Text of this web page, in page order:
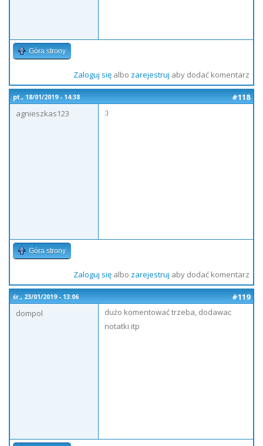
Góra strony
Zaloguj sięalbo zarejestruj aby dodać komentarz
pt., 18/01/2019 - 14:38
#118
agnieszkas123
:)
Góra strony
Zaloguj sięalbo zarejestruj aby dodać komentarz
śr., 23/01/2019 - 13:06
#119
dompol
dużo komentować trzeba, dodawac
notatki itp